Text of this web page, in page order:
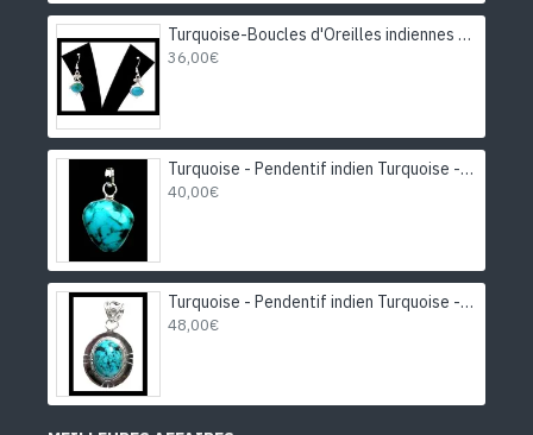
Turquoise-Boucles d'Oreilles indiennes Turquoise-Bijoux Inde
36,00€
Turquoise - Pendentif indien Turquoise - Bijoux Inde
40,00€
Turquoise - Pendentif indien Turquoise - Bijoux Inde
48,00€